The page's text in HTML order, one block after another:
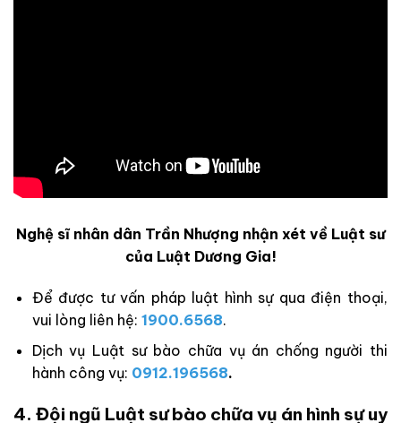
Nghệ sĩ nhân dân Trần Nhượng nhận xét về Luật sư
của Luật Dương Gia!
Để được tư vấn pháp luật hình sự qua điện thoại,
vui lòng liên hệ: 1900.6568.
Dịch vụ Luật sư bào chữa vụ án chống người thi
hành công vụ: 0912.196568.
4. Đội ngũ Luật sư bào chữa vụ án hình sự uy